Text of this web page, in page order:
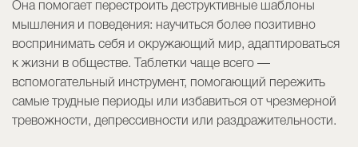
Она помогает перестроить деструктивные шаблоны
мышления и поведения: научиться более позитивно
воспринимать себя и окружающий мир, адаптироваться
к жизни в обществе. Таблетки чаще всего —
вспомогательный инструмент, помогающий пережить
самые трудные периоды или избавиться от чрезмерной
тревожности, депрессивности или раздражительности.